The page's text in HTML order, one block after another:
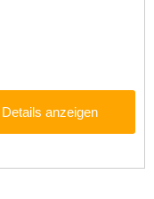
Details anzeigen